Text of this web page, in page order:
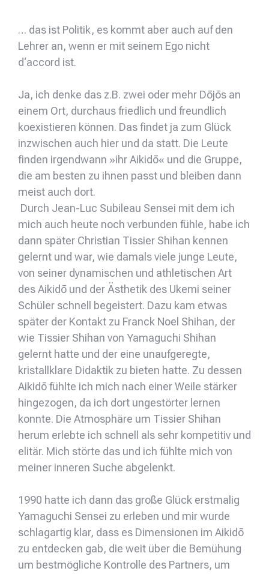
… das ist Politik, es kommt aber auch auf den
Lehrer an, wenn er mit seinem Ego nicht
d‘accord ist.
Ja, ich denke das z.B. zwei oder mehr Dōjōs an
einem Ort, durchaus friedlich und freundlich
koexistieren können. Das findet ja zum Glück
inzwischen auch hier und da statt. Die Leute
finden irgendwann »ihr Aikidō« und die Gruppe,
die am besten zu ihnen passt und bleiben dann
meist auch dort.
Durch Jean-Luc Subileau Sensei mit dem ich
mich auch heute noch verbunden fühle, habe ich
dann später Christian Tissier Shihan kennen
gelernt und war, wie damals viele junge Leute,
von seiner dynamischen und athletischen Art
des Aikidō und der Ästhetik des Ukemi seiner
Schüler schnell begeistert. Dazu kam etwas
später der Kontakt zu Franck Noel Shihan, der
wie Tissier Shihan von Yamaguchi Shihan
gelernt hatte und der eine unaufgeregte,
kristallklare Didaktik zu bieten hatte. Zu dessen
Aikidō fühlte ich mich nach einer Weile stärker
hingezogen, da ich dort ungestörter lernen
konnte. Die Atmosphäre um Tissier Shihan
herum erlebte ich schnell als sehr kompetitiv und
elitär. Mich störte das und ich fühlte mich von
meiner inneren Suche abgelenkt.
1990 hatte ich dann das große Glück erstmalig
Yamaguchi Sensei zu erleben und mir wurde
schlagartig klar, dass es Dimensionen im Aikidō
zu entdecken gab, die weit über die Bemühung
um bestmögliche Kontrolle des Partners, um